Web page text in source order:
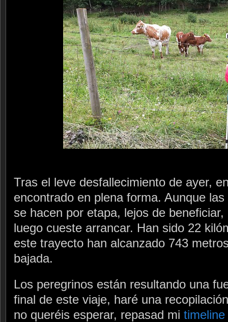
Tras el leve desfallecimiento de ayer,
encontrado en plena forma. Aunque
se hacen por etapa, lejos de
luego cueste arrancar. Han sido 22
este trayecto han alcanzado 743
bajada.
Los peregrinos están resultando una
final de este viaje, haré una
no queréis esperar, repasad mi